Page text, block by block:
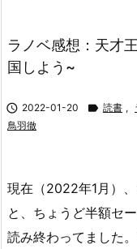
ラノベ感想：天才
国しよう~
 2022-01-20  読書 ,
鳥羽徹
現在（2022年1月）
と、ちょうど半額セ
読み終わってました